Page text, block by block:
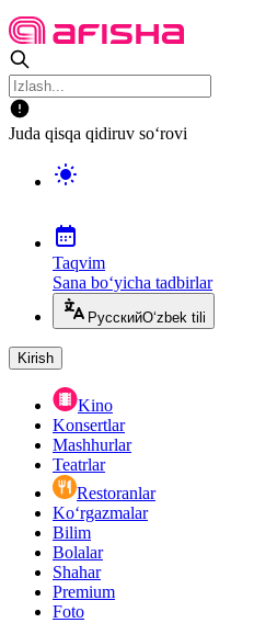
Juda qisqa qidiruv so‘rovi
Taqvim
Sana bo‘yicha tadbirlar
РусскийO‘zbek tili
Kirish
Kino
Konsertlar
Mashhurlar
Teatrlar
Restoranlar
Ko‘rgazmalar
Bilim
Bolalar
Shahar
Premium
Foto